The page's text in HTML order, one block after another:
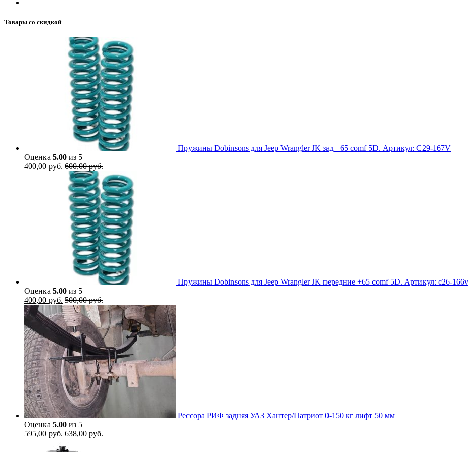
Товары со скидкой
Пружины Dobinsons для Jeep Wrangler JK зад +65 comf 5D. Артикул: C29-167V
Оценка 5.00 из 5
400,00 руб. 600,00руб.
Пружины Dobinsons для Jeep Wrangler JK передние +65 comf 5D. Артикул: c26-166v
Оценка 5.00 из 5
400,00 руб. 500,00руб.
Рессора РИФ задняя УАЗ Хантер/Патриот 0-150 кг лифт 50 мм
Оценка 5.00 из 5
595,00 руб. 638,00руб.